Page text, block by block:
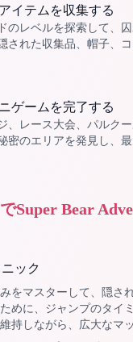
イテムを収集する
のレベルを探索して、
された収集品、帽子、
ゲームを完了する
、レース大会、パルク
密のエリアを発見し、
Super Bear
ック
をマスターして、隠さ
めに、ジャンプのタイ
持しながら、広大なマ